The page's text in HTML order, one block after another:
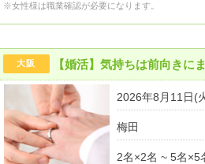
※女性様は職業確認が必要になります。
大阪 【婚活】気持ちは前向きに
2026年8月11日(
梅田
2名×2名 ~ 5名×5